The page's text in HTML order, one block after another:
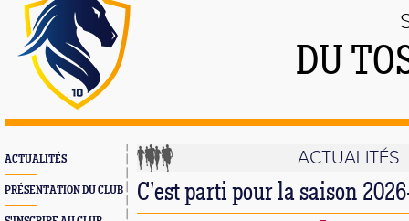
DU
ACTUALITÉS
PRÉSENTATION DU CLUB
ACTUALITÉS
C’est parti pour la saison